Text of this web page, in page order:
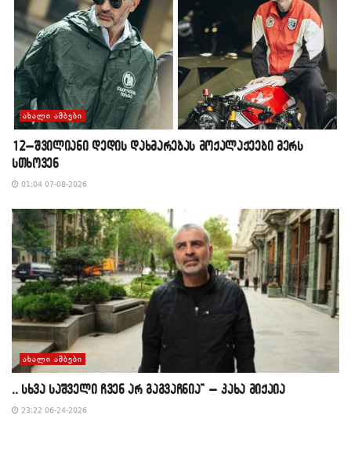
ᲐᲮᲐᲚᲘ ᲐᲛᲑᲔᲑᲘ
12–შვილიანი დედის დახმარებას მოქალაქეები მერს
სთხოვენ
01:04 07-08-2026
ᲐᲮᲐᲚᲘ ᲐᲛᲑᲔᲑᲘ
,, სხვა საშველი ჩვენ არ გაგვაჩნია” – კახა მიქაია
23:22 06-24-2026